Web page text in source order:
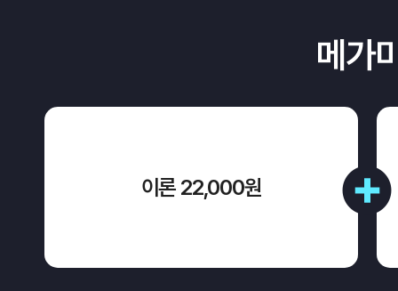
메가
이론 22,000원